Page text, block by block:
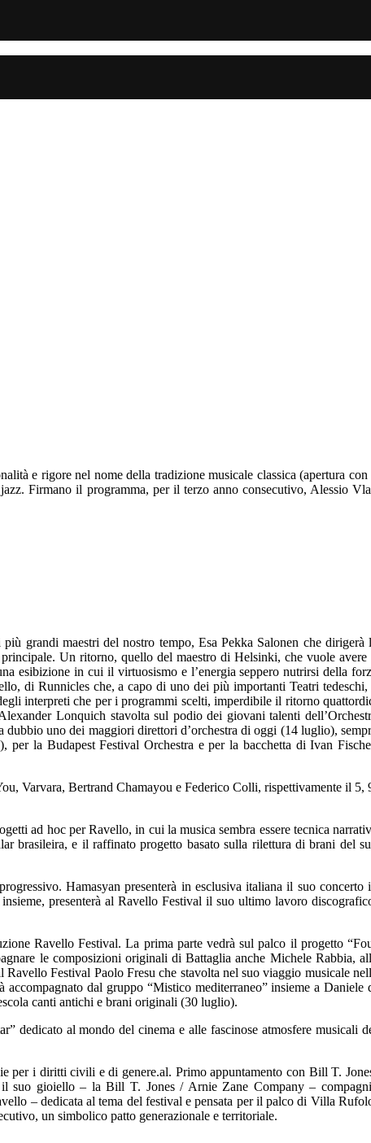
e rigore nel nome della tradizione musicale classica (apertura
Firmano il programma, per il terzo anno consecutivo, Alessio
grandi maestri del nostro tempo, Esa Pekka Salonen che dirigerà
Un ritorno, quello del maestro di Helsinki, che vuole avere
esibizione in cui il virtuosismo e l’energia seppero nutrirsi della
di Runnicles che, a capo di uno dei più importanti Teatri tedeschi,
interpreti che per i programmi scelti, imperdibile il ritorno
Lonquich stavolta sul podio dei giovani talenti
uno dei maggiori direttori d’orchestra di oggi (14 luglio),
la Budapest Festival Orchestra e per la bacchetta di Ivan
Varvara, Bertrand Chamayou e Federico Colli, rispettivamente il 5,
ad hoc per Ravello, in cui la musica sembra essere tecnica
brasileira, e il raffinato progetto basato sulla rilettura di brani del
Hamasyan presenterà in esclusiva italiana il suo concerto
presenterà al Ravello Festival il suo ultimo lavoro
Ravello Festival. La prima parte vedrà sul palco il progetto
le composizioni originali di Battaglia anche Michele Rabbia,
Festival Paolo Fresu che stavolta nel suo viaggio musicale
dal gruppo “Mistico mediterraneo” insieme a Daniele
canti antichi e brani originali (30 luglio).
dedicato al mondo del cinema e alle fascinose atmosfere musicali
per i diritti civili e di genere.al. Primo appuntamento con Bill T.
suo gioiello – la Bill T. Jones / Arnie Zane Company –
– dedicata al tema del festival e pensata per il palco di Villa
un simbolico patto generazionale e territoriale.